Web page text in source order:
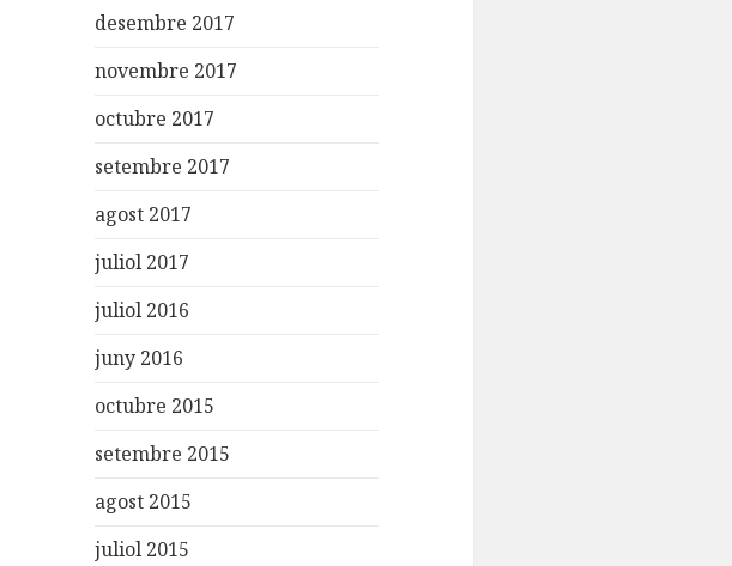
desembre 2017
novembre 2017
octubre 2017
setembre 2017
agost 2017
juliol 2017
juliol 2016
juny 2016
octubre 2015
setembre 2015
agost 2015
juliol 2015